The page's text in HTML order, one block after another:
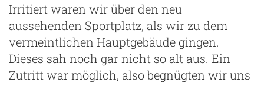
Irritiert waren wir über den neu
aussehenden Sportplatz, als wir zu dem
vermeintlichen Hauptgebäude gingen.
Dieses sah noch gar nicht so alt aus. Ein
Zutritt war möglich, also begnügten wir uns